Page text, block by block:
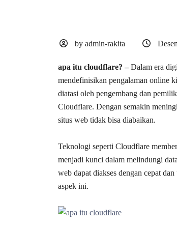
by admin-rakita
apa itu cloudflare? –Dalam era
mendefinisikan pengalaman online
diatasi oleh pengembang dan
Cloudflare. Dengan semakin
situs web tidak bisa diabaikan.
Teknologi seperti Cloudflare
menjadi kunci dalam melindungi
web dapat diakses dengan cepat
aspek ini.